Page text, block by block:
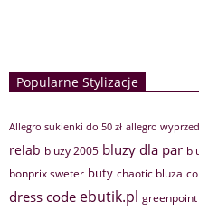
Popularne Stylizacje
Allegro sukienki do 50 zł allegro
relab bluzy 2005 bluzy dla par
bonprix sweter buty chaotic bluza
dress code ebutik.pl greenpoint